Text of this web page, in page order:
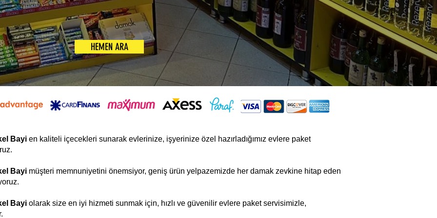
HEMEN ARA
Bayi en kaliteli içecekleri sunarak evlerinize, işyerinize özel hazırladığımız evlere paket
Bayi müşteri memnuniyetini önemsiyor, geniş ürün yelpazemizde her damak zevkine hitap eden
Bayi olarak size en iyi hizmeti sunmak için, hızlı ve güvenilir evlere paket servisimizle,